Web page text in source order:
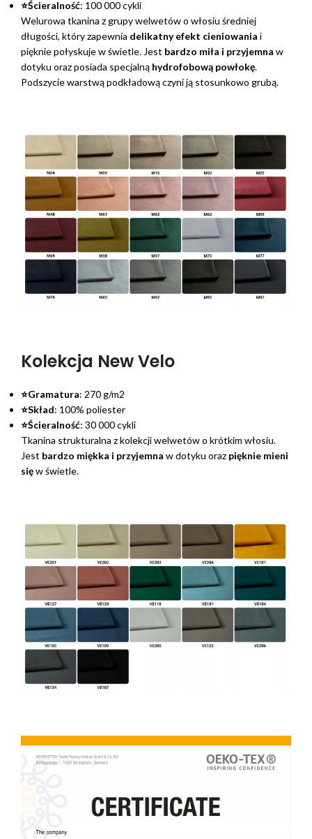
⭐Ścieralność: 100 000 cykli
Welurowa tkanina z grupy welwetów o włosiu średniej
długości, który zapewnia delikatny efekt cieniowania i
pięknie połyskuje w świetle. Jest bardzo miła i przyjemna w
dotyku oraz posiada specjalną hydrofobową powłokę.
Podszycie warstwą podkładową czyni ją stosunkowo grubą.
Kolekcja New Velo
⭐Gramatura: 270 g/m2
⭐Skład: 100% poliester
⭐Ścieralność: 30 000 cykli
Tkanina strukturalna z kolekcji welwetów o krótkim włosiu.
Jest bardzo miękka i przyjemna w dotyku oraz pięknie mieni
sięw świetle.